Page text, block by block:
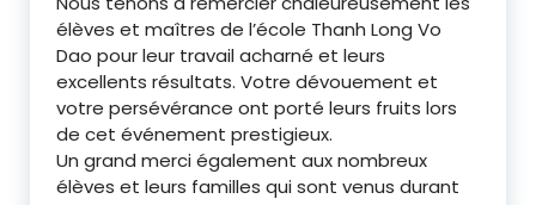
élèves et maîtres de l’école Thanh Long Vo
Dao pour leur travail acharné et leurs
excellents résultats. Votre dévouement et
votre persévérance ont porté leurs fruits lors
de cet événement prestigieux.
Un grand merci également aux nombreux
élèves et leurs familles qui sont venus durant